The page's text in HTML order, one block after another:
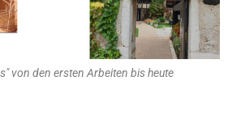
von den ersten Arbeiten bis heute